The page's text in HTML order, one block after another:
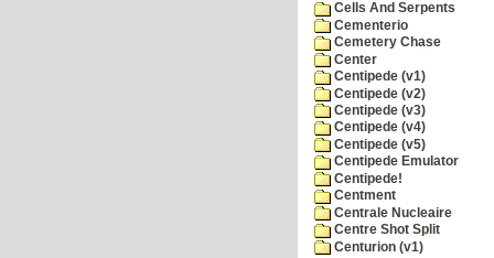
Cells And Serpents
Cementerio
Cemetery Chase
Center
Centipede (v1)
Centipede (v2)
Centipede (v3)
Centipede (v4)
Centipede (v5)
Centipede Emulator
Centipede!
Centment
Centrale Nucleaire
Centre Shot Split
Centurion (v1)